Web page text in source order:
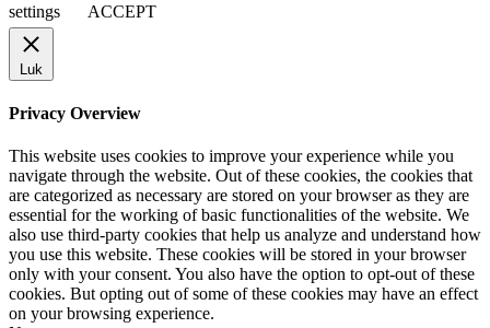
settings
ACCEPT
Luk
Privacy Overview
This website uses cookies to improve your experience while you
navigate through the website. Out of these cookies, the cookies that
are categorized as necessary are stored on your browser as they are
essential for the working of basic functionalities of the website. We
also use third-party cookies that help us analyze and understand how
you use this website. These cookies will be stored in your browser
only with your consent. You also have the option to opt-out of these
cookies. But opting out of some of these cookies may have an effect
on your browsing experience.